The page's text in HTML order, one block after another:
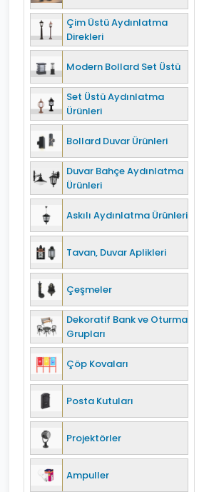
Çim Üstü Aydınlatma
Direkleri
Modern Bollard Set Üstü
Set Üstü Aydınlatma
Ürünleri
Bollard Duvar Ürünleri
Duvar Bahçe Aydınlatma
Ürünleri
Askılı Aydınlatma Ürünleri
Tavan, Duvar Aplikleri
Çeşmeler
Dekoratif Bank ve Oturma
Grupları
Çöp Kovaları
Posta Kutuları
Projektörler
Ampuller